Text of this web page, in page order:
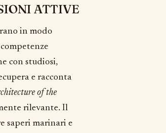
ATTIVE
in modo
con studiosi,
e racconta
of the
rilevante. Il
saperi marinari e